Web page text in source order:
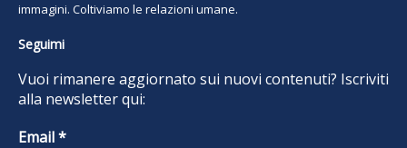
immagini. Coltiviamo le relazioni umane.
Seguimi
Vuoi rimanere aggiornato sui nuovi contenuti? Iscriviti
alla newsletter qui:
Email*